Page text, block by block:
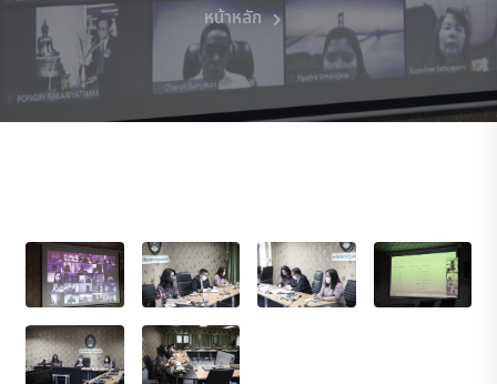
หน้าหลัก